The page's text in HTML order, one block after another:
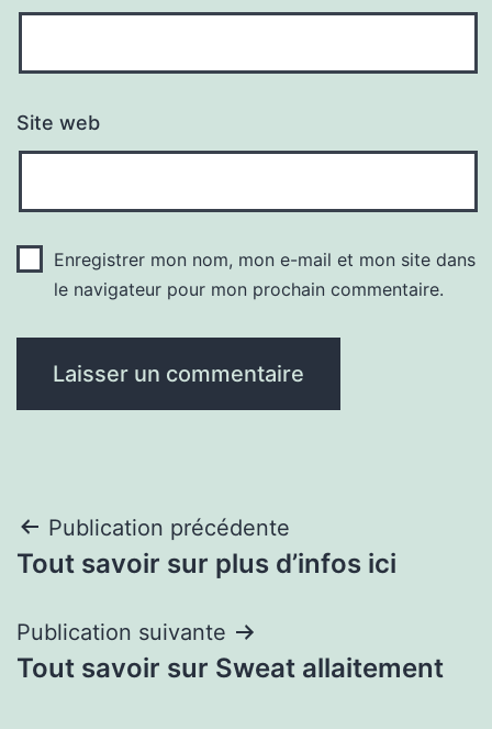
Site web
Enregistrer mon nom, mon e-mail et mon site dans
le navigateur pour mon prochain commentaire.
Navigation
de
l’article
Publication précédente
Tout savoir sur plus d’infos ici
Publication suivante
Tout savoir sur Sweat allaitement